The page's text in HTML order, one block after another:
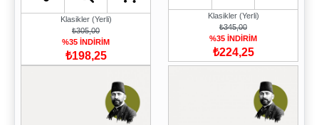
Klasikler (Yerli)
₺305,00
%35 İNDİRİM
₺198,25
Klasikler (Yerli)
₺345,00
%35 İNDİRİM
₺224,25